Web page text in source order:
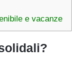
e vacanze